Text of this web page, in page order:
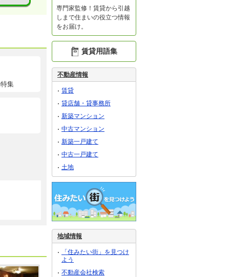
集
専門家監修！賃貸から引越
しまで住まいの役立つ情報
をお届け。
賃貸用語集
不動産情報
賃貸
貸店舗・貸事務所
新築マンション
中古マンション
新築一戸建て
中古一戸建て
土地
地域情報
「住みたい街」を見つけ
よう
不動産会社検索